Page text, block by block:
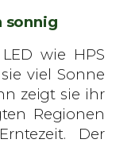
sonnig
wie HPS
viel Sonne
zeigt sie ihr
Regionen
Der